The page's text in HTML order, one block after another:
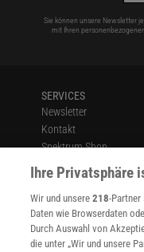
Sie können unsere Newsletter
mit Ihren
SERVICES
Newsletter
Kontakt
Spektrum Shop
Im Handel kaufen
Presse
Verträge kündigen
INFO
Mediadaten
Ihre Privatsphäre
Wir und unsere218-Partner
Daten wie Browserdaten
Durch Auswahl von
die unter „Wir und unsere